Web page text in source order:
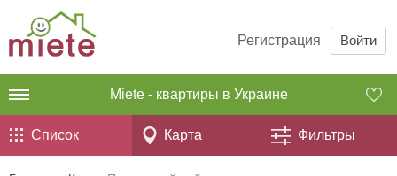
Регистрация Войти
Miete - квартиры в Украине
Список Карта Фильтры